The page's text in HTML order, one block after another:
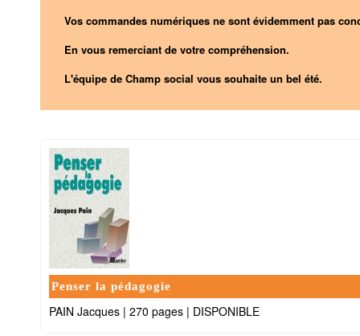
Vos commandes numériques ne sont évidemment pas
En vous remerciant de votre compréhension.
L'équipe de Champ social vous souhaite un bel été.
Penser la pédagogie
PAIN Jacques | 270 pages | DISPONIBLE